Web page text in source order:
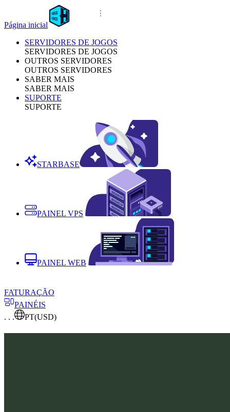
Página inicial
SERVIDORES DE JOGOS
SERVIDORES DE JOGOS
OUTROS SERVIDORES
OUTROS SERVIDORES
SABER MAIS
SABER MAIS
SUPORTE
SUPORTE
STARBASE
PAINEL VPS
PAINEL WEB
FATURAÇÃO
PAINÉIS
. . .
PT(USD)